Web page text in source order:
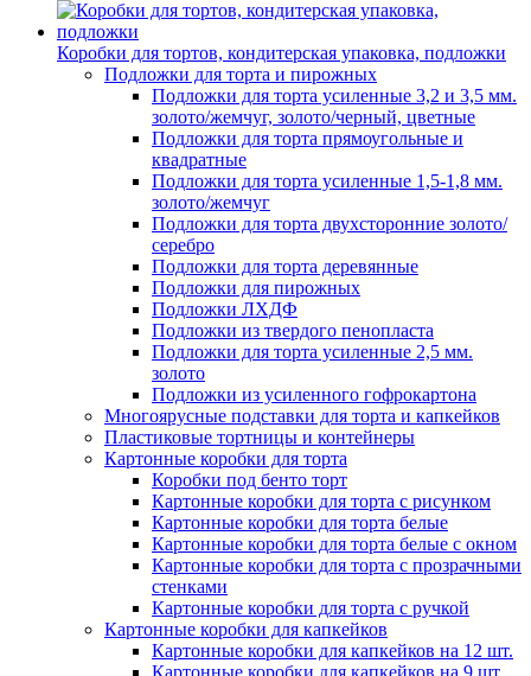
Коробки для тортов, кондитерская упаковка, подложки
Подложки для торта и пирожных
Подложки для торта усиленные 3,2 и 3,5 мм.
золото/жемчуг, золото/черный, цветные
Подложки для торта прямоугольные и
квадратные
Подложки для торта усиленные 1,5-1,8 мм.
золото/жемчуг
Подложки для торта двухсторонние золото/
серебро
Подложки для торта деревянные
Подложки для пирожных
Подложки ЛХДФ
Подложки из твердого пенопласта
Подложки для торта усиленные 2,5 мм.
золото
Подложки из усиленного гофрокартона
Многоярусные подставки для торта и капкейков
Пластиковые тортницы и контейнеры
Картонные коробки для торта
Коробки под бенто торт
Картонные коробки для торта с рисунком
Картонные коробки для торта белые
Картонные коробки для торта белые с окном
Картонные коробки для торта с прозрачными
стенками
Картонные коробки для торта с ручкой
Картонные коробки для капкейков
Картонные коробки для капкейков на 12 шт.
Картонные коробки для капкейков на 9 шт.